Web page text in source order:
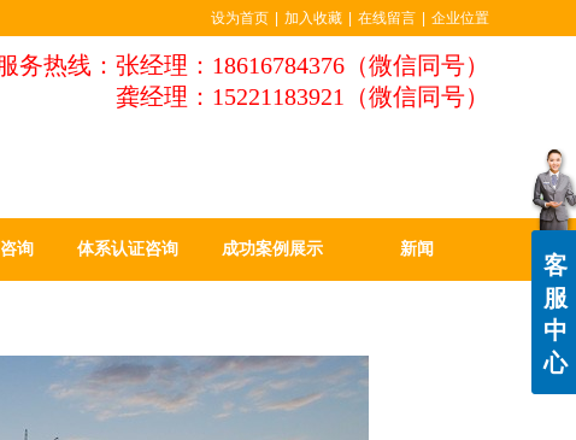
务热线：张经理：18616784376（微信同号）
龚经理：15221183921（微信同号）
设为首页 加入收藏 在线留言 企业位置
询 体系认证咨询 成功案例展示 新闻
客
服
中
心